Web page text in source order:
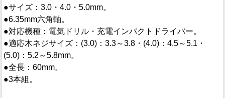
●サイズ：3.0・4.0・5.0mm。
●6.35mm六角軸。
●対応機種：電気ドリル・充電インパクトドライバー。
●適応木ネジサイズ：(3.0)：3.3～3.8・(4.0)：4.5～5.1・
(5.0)：5.2～5.8mm。
●全長：60mm。
●3本組。